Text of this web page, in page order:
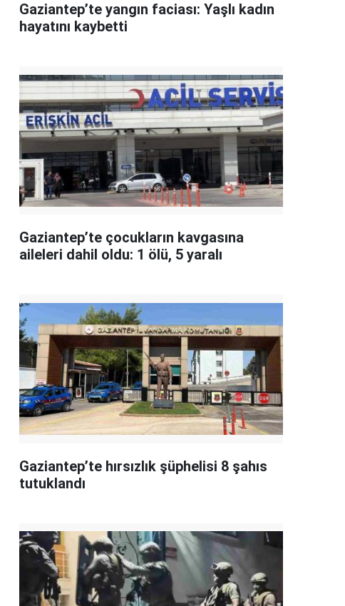
Gaziantep’te yangın faciası: Yaşlı kadın
hayatını kaybetti
Gaziantep’te çocukların kavgasına
aileleri dahil oldu: 1 ölü, 5 yaralı
Gaziantep’te hırsızlık şüphelisi 8 şahıs
tutuklandı